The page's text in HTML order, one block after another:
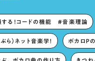
する！コードの機能 #音楽理論
ら）ネット音楽学！ ボカロP